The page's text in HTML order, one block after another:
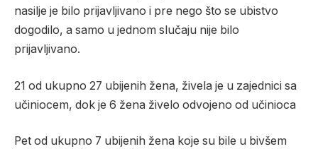
nasilje je bilo prijavljivano i pre nego što se ubistvo
dogodilo, a samo u jednom slučaju nije bilo
prijavljivano.
21 od ukupno 27 ubijenih žena, živela je u zajednici sa
učiniocem, dok je 6 žena živelo odvojeno od učinioca
Pet od ukupno 7 ubijenih žena koje su bile u bivšem